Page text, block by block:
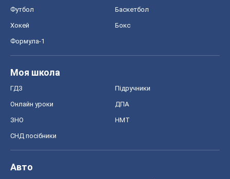
Футбол Баскетбол
Хокей Бокс
Формула-1
Моя школа
ГДЗ Підручники
Онлайн уроки ДПА
ЗНО НМТ
СНД посібники
Авто